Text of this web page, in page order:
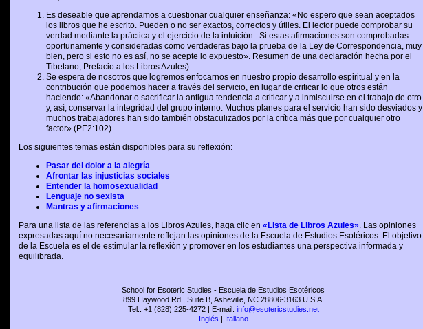
Es deseable que aprendamos a cuestionar cualquier enseñanza: «No espero que sean aceptados
los libros que he escrito. Pueden o no ser exactos, correctos y útiles. El lector puede comprobar su
verdad mediante la práctica y el ejercicio de la intuición...Si estas afirmaciones son comprobadas
oportunamente y consideradas como verdaderas bajo la prueba de la Ley de Correspondencia, muy
bien, pero si esto no es así, no se acepte lo expuesto». Resumen de una declaración hecha por el
Tibetano, Prefacio a los Libros Azules)
Se espera de nosotros que logremos enfocarnos en nuestro propio desarrollo espiritual y en la
contribución que podemos hacer a través del servicio, en lugar de criticar lo que otros están
haciendo: «Abandonar o sacrificar la antigua tendencia a criticar y a inmiscuirse en el trabajo de otro
y, así, conservar la integridad del grupo interno. Muchos planes para el servicio han sido desviados y
muchos trabajadores han sido también obstaculizados por la crítica más que por cualquier otro
factor» (PE2:102).
Los siguientes temas están disponibles para su reflexión:
Pasar del dolor a la alegría
Afrontar las injusticias sociales
Entender la homosexualidad
Lenguaje no sexista
Mantras y afirmaciones
Para una lista de las referencias a los Libros Azules, haga clic en«Lista de Libros Azules». Las opiniones
expresadas aquí no necesariamente reflejan las opiniones de la Escuela de Estudios Esotéricos. El objetivo
de la Escuela es el de estimular la reflexión y promover en los estudiantes una perspectiva informada y
equilibrada.
School for Esoteric Studies - Escuela de Estudios Esotéricos
899 Haywood Rd., Suite B, Asheville, NC 28806-3163 U.S.A.
Tel.: +1 (828) 225-4272 | E-mail: info@esotericstudies.net
Inglés | Italiano